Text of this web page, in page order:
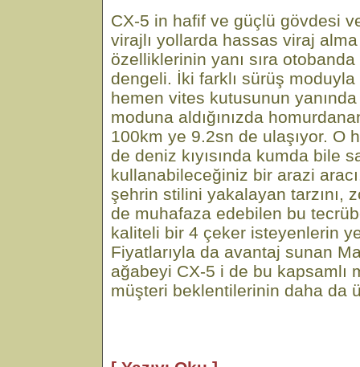
CX-5 in hafif ve güçlü gövdesi
virajlı yollarda hassas viraj
özelliklerinin yanı sıra
dengeli. İki farklı sürüş
hemen vites kutusunun
moduna aldığınızda
100km ye 9.2sn de ulaşıyor. O
de deniz kıyısında kumda bile
kullanabileceğiniz bir arazi
şehrin stilini yakalayan tarzını,
de muhafaza edebilen bu
kaliteli bir 4 çeker isteyenlerin
Fiyatlarıyla da avantaj sunan
ağabeyi CX-5 i de bu kapsamlı
müşteri beklentilerinin daha da